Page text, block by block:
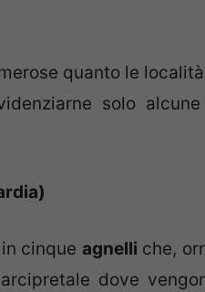
quanto le
solo
cinque agnelli che,
arcipretale dove